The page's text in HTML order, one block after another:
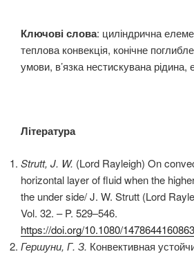
Ключові слова: циліндрична
теплова конвекція, конічне
умови, в’язка нестискувана рідина,
Література
Strutt, J. W. (Lord Rayleigh) On
horizontal layer of fluid when the
the under side/ J. W. Strutt (Lord
Vol. 32. – P. 529–546.
https://doi.org/10.1080/
Гершуни, Г. З. Конвективная